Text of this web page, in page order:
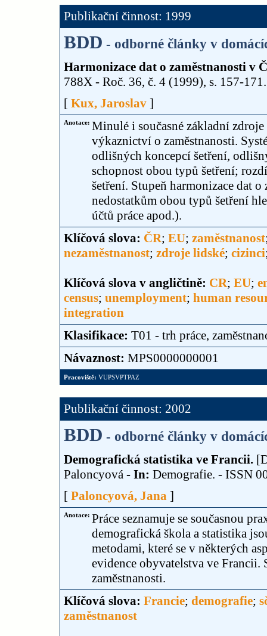
Publikační činnost: 1999
BDD - odborné články v
Harmonizace dat o zaměstnanosti v
788X - Roč. 36, č. 4 (1999), s. 157-171.
[ Kux, Jaroslav ]
Anotace: Minulé i současné základní
výkaznictví o zaměstnanosti.
odlišných koncepcí šetření,
schopnost obou typů šetření;
šetření. Stupeň harmonizace dat
nedostatkům obou typů šetření
účtů práce apod.).
Klíčová slova: ČR; EU; zaměstnanost
nezaměstnanost; zdroje lidské; cizinci
Klíčová slova v angličtině: CR; EU;
census; unemployment; human
integration
Klasifikace: T01 - trh práce,
Návaznost: MPS0000000001
Pracoviště: VUPSVPTPAZ
Publikační činnost: 2002
BDD - odborné články v
Demografická statistika ve Francii.
Paloncyová - In: Demografie. - ISSN
[ Paloncyová, Jana ]
Anotace: Práce seznamuje se současnou
demografická škola a statistika
metodami, které se v některých
evidence obyvatelstva ve
zaměstnanosti.
Klíčová slova: Francie; demografie;
zaměstnanost